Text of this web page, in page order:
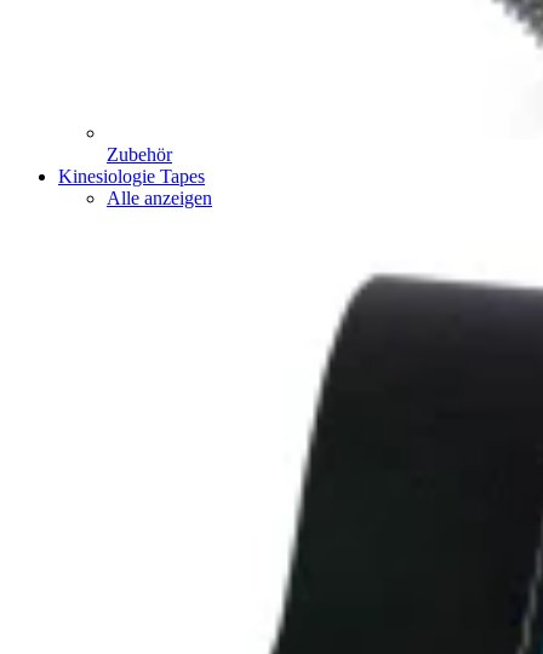
Zubehör
Kinesiologie Tapes
Alle anzeigen